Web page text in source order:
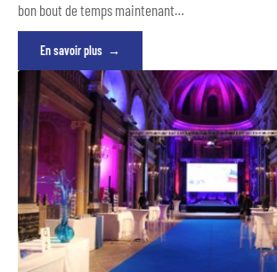
bon bout de temps maintenant…
En savoir plus